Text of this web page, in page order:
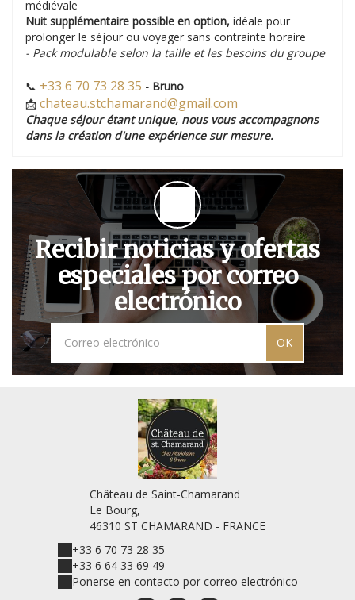
médiévale
Nuit supplémentaire possible en option, idéale pour
prolonger le séjour ou voyager sans contrainte horaire
- Pack modulable selon la taille et les besoins du groupe
📞 +33 6 70 73 28 35 - Bruno
📩 chateau.stchamarand@gmail.com
Chaque séjour étant unique, nous vous accompagnons
dans la création d'une expérience sur mesure.
Recibir noticias y ofertas
especiales por correo
electrónico
OK
Château de Saint-Chamarand
Le Bourg,
46310 ST CHAMARAND - FRANCE
+33 6 70 73 28 35
+33 6 64 33 69 49
Ponerse en contacto por correo electrónico